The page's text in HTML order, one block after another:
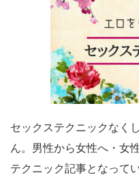
セックステクニックなく
ん。男性から女性へ・女
テクニック記事となってい